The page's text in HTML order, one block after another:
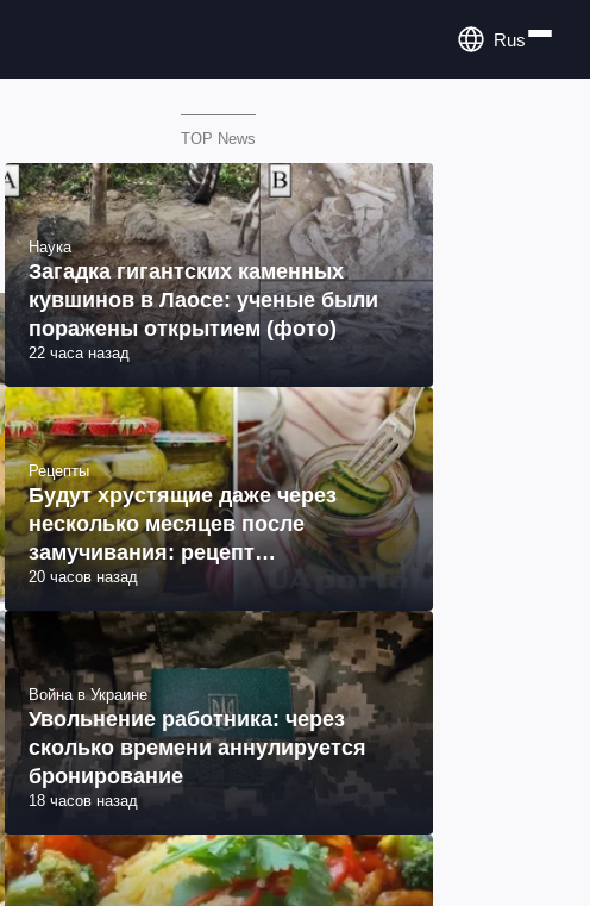
Rus
TOP News
Наука
Загадка гигантских каменных
кувшинов в Лаосе: ученые были
поражены открытием (фото)
22 часа назад
Рецепты
Будут хрустящие даже через
несколько месяцев после
замучивания: рецепт
маринованных огурцов на зиму
20 часов назад
Война в Украине
Увольнение работника: через
сколько времени аннулируется
бронирование
18 часов назад